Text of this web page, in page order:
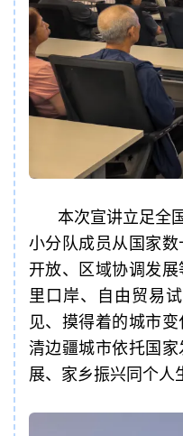
本次宣讲立足全
小分队成员从国家
开放、区域协调发
里口岸、自由贸易
见、摸得着的城市
清边疆城市依托国
展、家乡振兴同个人